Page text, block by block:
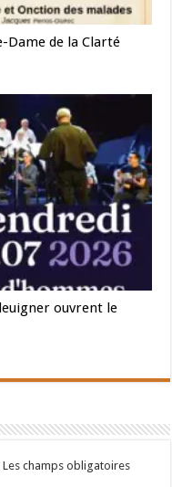
Dame de la Clarté
ouvrent le
Les champs obligatoires